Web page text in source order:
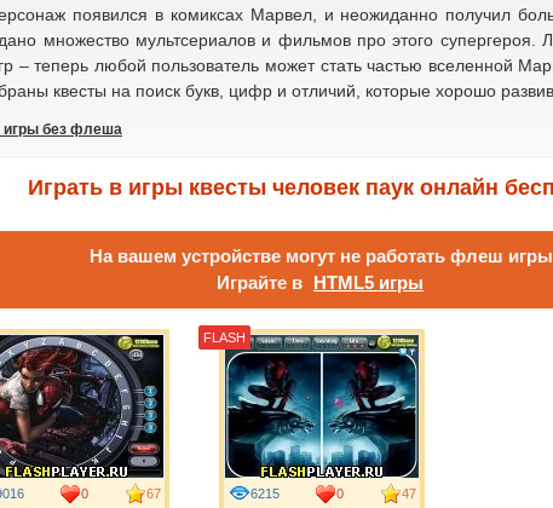
появился в комиксах Марвел, и неожиданно получил
множество мультсериалов и фильмов про этого
– теперь любой пользователь может стать частью вселенной
квесты на поиск букв, цифр и отличий, которые хорошо
игры без флеша
Играть в игры квесты человек паук онлайн
На вашем устройстве могут не работать флеш
Играйте в HTML5 игры
0 67 6215 0 47
FLASH